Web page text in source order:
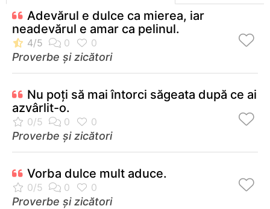
Adevărul e dulce ca mierea, iar
neadevărul e amar ca pelinul.
Proverbe și zicători
Nu poţi să mai întorci săgeata după ce ai
azvârlit-o.
Proverbe și zicători
Vorba dulce mult aduce.
Proverbe și zicători